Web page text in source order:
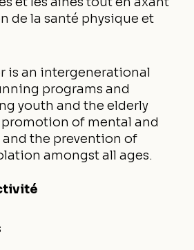
de la santé physique et
is an intergenerational
programs and
youth and the elderly
of mental and
the prevention of
amongst all ages.